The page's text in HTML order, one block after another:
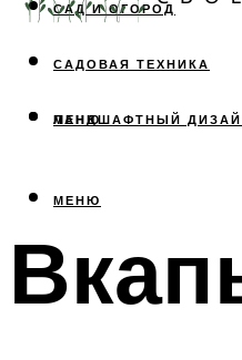
САД И ОГОРОД
САДОВАЯ ТЕХНИКА
ЛАНДШАФТНЫЙ
МЕНЮ
МЕНЮ